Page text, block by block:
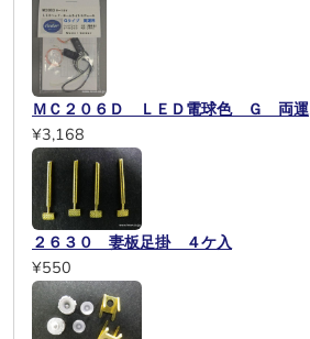
ＭＣ２０６Ｄ ＬＥＤ電球色 Ｇ 両運
¥3,168
２６３０ 妻板足掛 ４ケ入
¥550